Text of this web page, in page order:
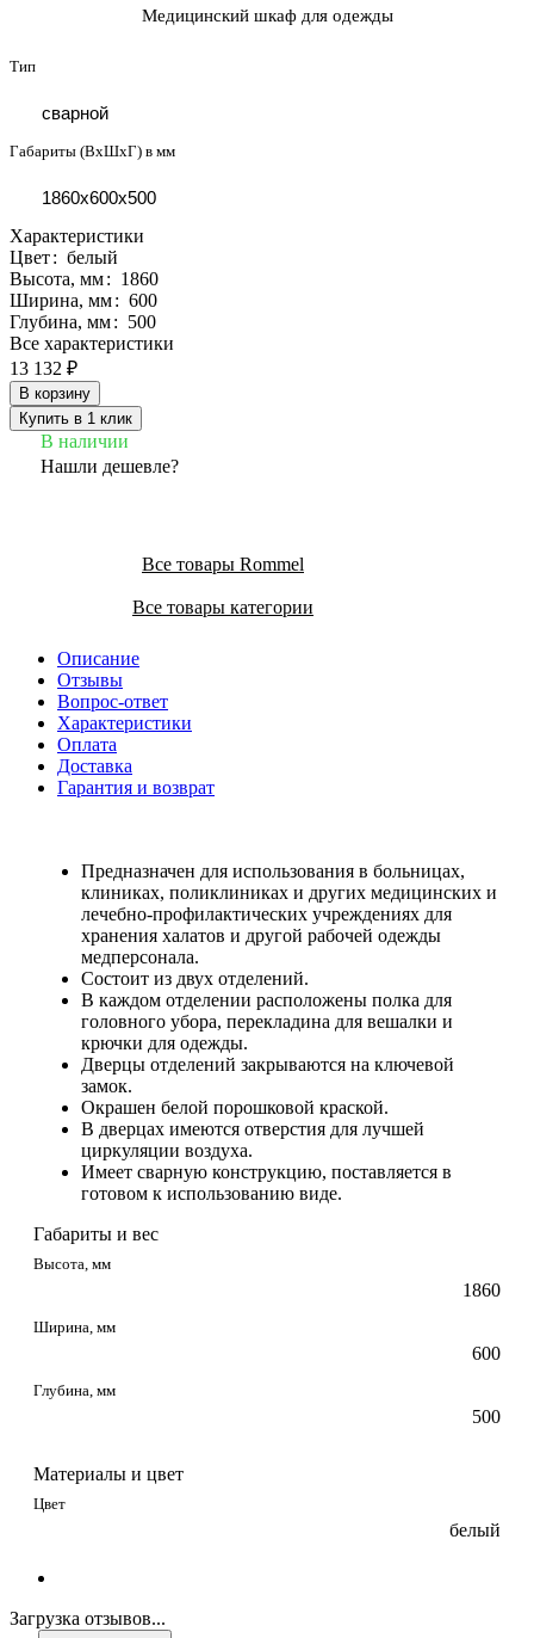
Медицинский шкаф для одежды
Тип
сварной
Габариты (ВхШхГ) в мм
1860x600x500
Характеристики
Цвет: белый
Высота, мм: 1860
Ширина, мм: 600
Глубина, мм: 500
Все характеристики
13 132 ₽
В корзину
Купить в 1 клик
В наличии
Нашли дешевле?
Все товары Rommel
Все товары категории
Описание
Отзывы
Вопрос-ответ
Характеристики
Оплата
Доставка
Гарантия и возврат
Предназначен для использования в больницах,
клиниках, поликлиниках и других медицинских и
лечебно-профилактических учреждениях для
хранения халатов и другой рабочей одежды
медперсонала.
Состоит из двух отделений.
В каждом отделении расположены полка для
головного убора, перекладина для вешалки и
крючки для одежды.
Дверцы отделений закрываются на ключевой
замок.
Окрашен белой порошковой краской.
В дверцах имеются отверстия для лучшей
циркуляции воздуха.
Имеет сварную конструкцию, поставляется в
готовом к использованию виде.
Габариты и вес
Высота, мм
1860
Ширина, мм
600
Глубина, мм
500
Материалы и цвет
Цвет
белый
Загрузка отзывов...